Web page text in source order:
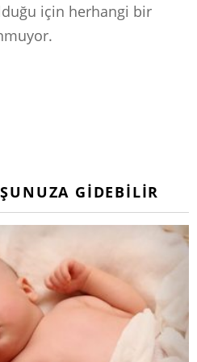
için herhangi bir
GIDEBILIR